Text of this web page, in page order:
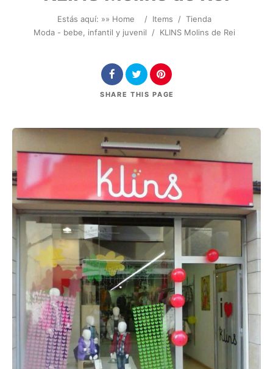
Estás aquí: »» Home / Items / Tienda
Moda - bebe, infantil y juvenil
/ KLINS Molins de Rei
SHARE THIS PAGE